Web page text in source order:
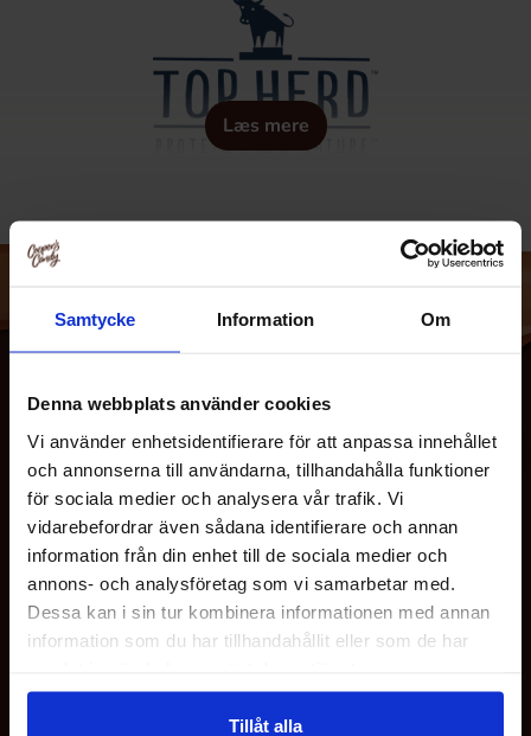
Samtycke Information Om
Denna webbplats använder cookies
Vi använder enhetsidentifierare för att anpassa innehållet
och annonserna till användarna, tillhandahålla funktioner
för sociala medier och analysera vår trafik. Vi
vidarebefordrar även sådana identifierare och annan
information från din enhet till de sociala medier och
annons- och analysföretag som vi samarbetar med.
Dessa kan i sin tur kombinera informationen med annan
information som du har tillhandahållit eller som de har
Tillåt alla
Læs mere
OM OS